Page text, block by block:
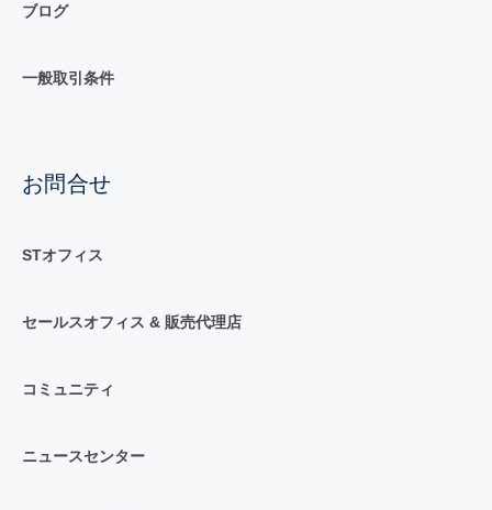
ブログ
一般取引条件
お問合せ
STオフィス
セールスオフィス & 販売代理店
コミュニティ
ニュースセンター